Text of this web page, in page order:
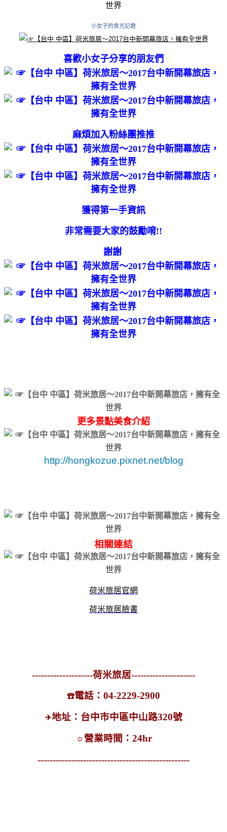
小女子的食光記趣
喜歡小女子分享的朋友們
麻煩加入粉絲團推推
獲得第一手資訊
非常需要大家的鼓勵唷!!
謝謝
更多景點美食介紹
http://hongkozue.pixnet.net/blog
相關連結
荷米旅居官網
荷米旅居臉書
--------------------荷米旅居---------------------
☎電話：04-2229-2900
✈地址：台中市中區中山路320號
☼營業時間：24hr
--------------------------------------------------